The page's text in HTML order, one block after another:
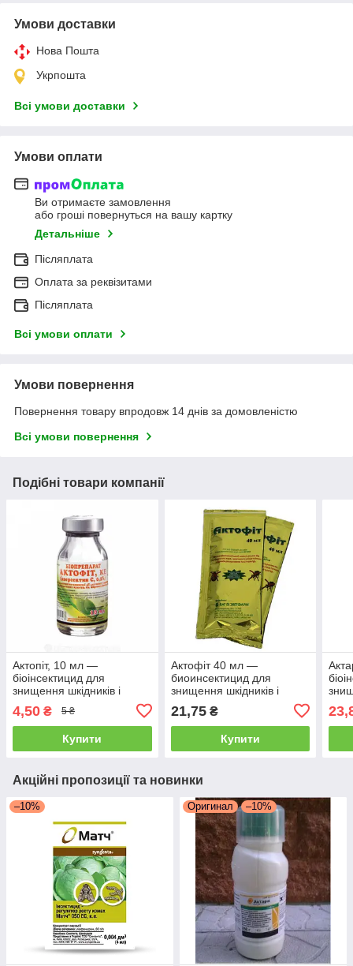
Умови доставки
Нова Пошта
Укрпошта
Всі умови доставки
Умови оплати
Ви отримаєте замовлення
або гроші повернуться на вашу картку
Детальніше
Післяплата
Оплата за реквізитами
Післяплата
Всі умови оплати
Умови повернення
Повернення товару впродовж 14 днів за домовленістю
Всі умови повернення
Подібні товари компанії
Актопіт, 10 мл —
біоінсектицид для
знищення шкідників і
кліщів (ГОДЕН ДО 08.22
УЦЕНКА)
4,50 ₴ 5 ₴
Купити
Актофіт 40 мл —
биоинсектицид для
знищення шкідників і
21,75₴
Купити
Акційні пропозиції та новинки
–10% Оригинал –10%